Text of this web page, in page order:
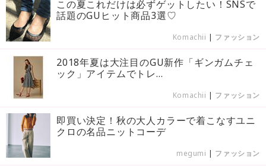
この夏これだけは必ずゲットしたい！SNSで
話題のGUヒット商品3選♡
Komachii | ファッション
2018年夏は大注目のGU新作「ギンガムチェ
ック」アイテムでトレ...
Komachii | ファッション
即買い決定！秋の大人カラーで着こなすユニ
クロの名品ニットコーデ
megumi | ファッション